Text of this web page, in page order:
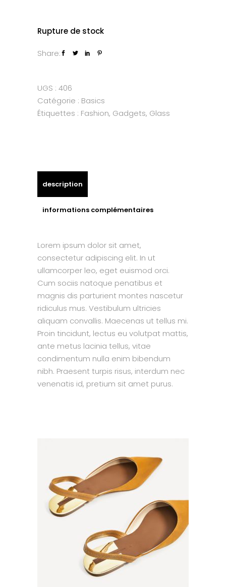
Rupture de stock
Share:
UGS : 406
Catégorie : Basics
Étiquettes : Fashion, Gadgets, Glass
description
informations complémentaires
Lorem ipsum dolor sit amet,
consectetur adipiscing elit. In ut
ullamcorper leo, eget euismod orci.
Cum sociis natoque penatibus et
magnis dis parturient montes nascetur
ridiculus mus. Vestibulum ultricies
aliquam convallis. Maecenas ut tellus mi.
Proin tincidunt, lectus eu volutpat mattis,
ante metus lacinia tellus, vitae
condimentum nulla enim bibendum
nibh. Praesent turpis risus, interdum nec
venenatis id, pretium sit amet purus.